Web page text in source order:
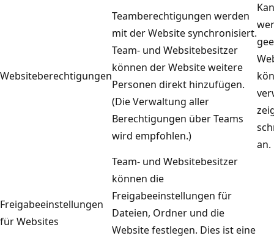
Websiteberechtigungen
Teamberechtigungen werden
mit der Website synchronisiert.
Team- und Websitebesitzer
können der Website weitere
Personen direkt hinzufügen.
(Die Verwaltung aller
Berechtigungen über Teams
wird empfohlen.)
an.
Freigabeeinstellungen
für Websites
Team- und Websitebesitzer
können die
Freigabeeinstellungen für
Dateien, Ordner und die
Website festlegen. Dies ist eine